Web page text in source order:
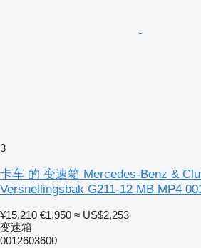
3
卡车 的 变速箱 Mercedes-Benz &
Versnellingsbak G211-12 MB MP4
¥15,210 €1,950 ≈ US$2,253
变速箱
0012603600